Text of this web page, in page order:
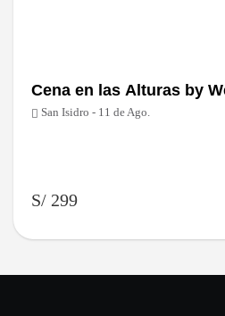
Cena en las Alturas by
San Isidro - 11 de Ago.
S/ 299